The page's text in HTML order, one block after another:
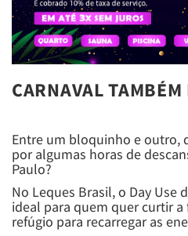
CARNAVAL
Entre um bloquinho e outro,
por algumas horas de
Paulo?
No Leques Brasil, o Day Use
ideal para quem quer curtir
refúgio para recarregar as